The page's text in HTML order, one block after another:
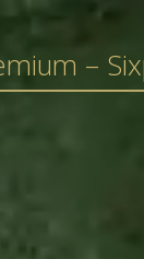
–